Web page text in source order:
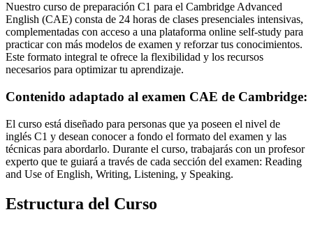
Nuestro curso de preparación C1 para el Cambridge Advanced
English (CAE) consta de 24 horas de clases presenciales intensivas,
complementadas con acceso a una plataforma online self-study para
practicar con más modelos de examen y reforzar tus conocimientos.
Este formato integral te ofrece la flexibilidad y los recursos
necesarios para optimizar tu aprendizaje.
Contenido adaptado al examen CAE de Cambridge:
El curso está diseñado para personas que ya poseen el nivel de
inglés C1 y desean conocer a fondo el formato del examen y las
técnicas para abordarlo. Durante el curso, trabajarás con un profesor
experto que te guiará a través de cada sección del examen: Reading
and Use of English, Writing, Listening, y Speaking.
Estructura del Curso